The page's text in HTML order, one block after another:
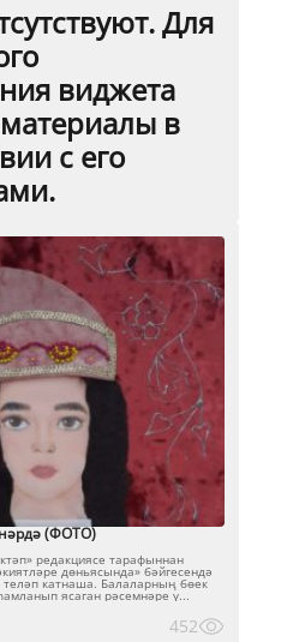
Для
виджета
в
с его
(ФОТО)
редакциясе тарафыннан
дөньясында» бәйгесендә
теләп катнаша. Балаларның бөек
ясаган рәсемнәре ү...
452